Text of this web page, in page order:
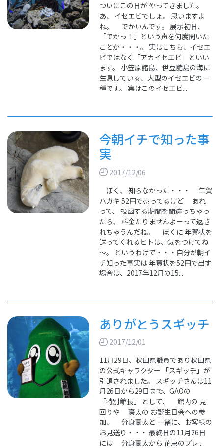
ついにこの日が やってきました。
あ、 イセエビでしょ。 思いますよ
ね。 でかいんです。 展示初日、
「でかっ！」という声を何度聞いた
ことか・・・。 実はこちら、イセエ
ビではなく「アカイセエビ」といい
ます。 小笠原諸島、伊豆諸島の海に
生息している、大型のイセエビの一
種です。 実はこのイセエビ...
今朝イチで知った事
実
2017/12/06
ぼく、 知らなかった・・・ 年賀
ハガキ 52円で売ってるけど あれ
って、 投函する期間を間違っちゃっ
たら、 料金たりませんよーって返さ
れちゃうんだね。 ぼくに 年賀状を
送ってくれるヒトは、気をつけてね
～。 というわけで・・・自分が朝イ
チ知った事実は 年賀状を52円で出す
場合は、2017年12月の15...
ありがとうスギッチ
2017/12/01
11月29日、秋田県職員であり秋田県
の公式キャラクター 「スギッチ」が
引退されました。 スギッチさんは11
月26日から29日まで、GAOの
「特別館長」 として、 館内の 見
回りや 豪太の お誕生日会への参
加、 分身豪太と 一緒に、お客様の
お見送り・・・ 最終日の11月26日
には 分身豪太から 花束のプレ...